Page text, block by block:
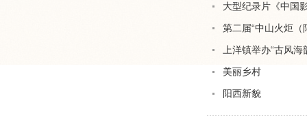
大型纪录片《中国
第二届“中山火炬
上洋镇举办“古风
美丽乡村
阳西新貌